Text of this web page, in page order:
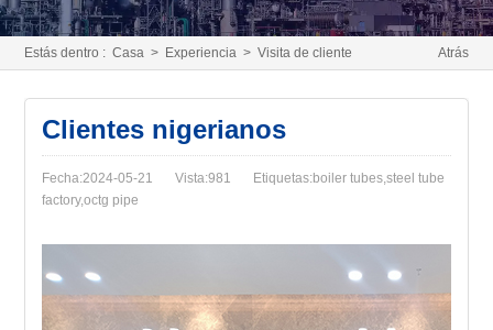
Atrás
Estás dentro :Casa > Experiencia >Visita de cliente
Clientes nigerianos
Fecha:2024-05-21 Vista:981
Etiquetas:boiler tubes,steel tube
factory,octg pipe